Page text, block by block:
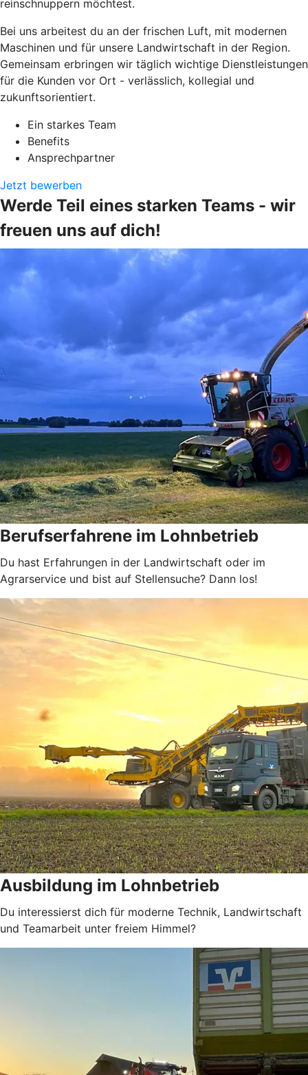
reinschnuppern möchtest.
Bei uns arbeitest du an der frischen Luft, mit modernen
Maschinen und für unsere Landwirtschaft in der Region.
Gemeinsam erbringen wir täglich wichtige Dienstleistungen
für die Kunden vor Ort - verlässlich, kollegial und
zukunftsorientiert.
Ein starkes Team
Benefits
Ansprechpartner
Jetzt bewerben
Werde Teil eines starken Teams - wir
freuen uns auf dich!
Berufserfahrene im Lohnbetrieb
Du hast Erfahrungen in der Landwirtschaft oder im
Agrarservice und bist auf Stellensuche? Dann los!
Ausbildung im Lohnbetrieb
Du interessierst dich für moderne Technik, Landwirtschaft
und Teamarbeit unter freiem Himmel?